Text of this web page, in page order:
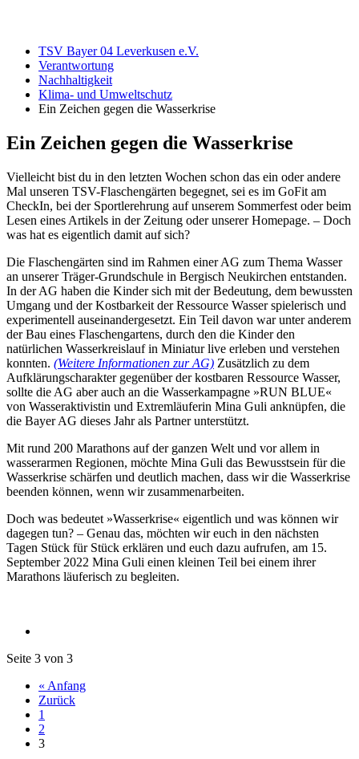
TSV Bayer 04 Leverkusen e.V.
Verantwortung
Nachhaltigkeit
Klima- und Umweltschutz
Ein Zeichen gegen die Wasserkrise
Ein Zeichen gegen die Wasserkrise
Vielleicht bist du in den letzten Wochen schon das ein oder andere
Mal unseren TSV-Flaschengärten begegnet, sei es im GoFit am
CheckIn, bei der Sportlerehrung auf unserem Sommerfest oder beim
Lesen eines Artikels in der Zeitung oder unserer Homepage. – Doch
was hat es eigentlich damit auf sich?
Die Flaschengärten sind im Rahmen einer AG zum Thema Wasser
an unserer Träger-Grundschule in Bergisch Neukirchen entstanden.
In der AG haben die Kinder sich mit der Bedeutung, dem bewussten
Umgang und der Kostbarkeit der Ressource Wasser spielerisch und
experimentell auseinandergesetzt. Ein Teil davon war unter anderem
der Bau eines Flaschengartens, durch den die Kinder den
natürlichen Wasserkreislauf in Miniatur live erleben und verstehen
konnten. (Weitere Informationen zur AG) Zusätzlich zu dem
Aufklärungscharakter gegenüber der kostbaren Ressource Wasser,
sollte die AG aber auch an die Wasserkampagne »RUN BLUE«
von Wasseraktivistin und Extremläuferin Mina Guli anknüpfen, die
die Bayer AG dieses Jahr als Partner unterstützt.
Mit rund 200 Marathons auf der ganzen Welt und vor allem in
wasserarmen Regionen, möchte Mina Guli das Bewusstsein für die
Wasserkrise schärfen und deutlich machen, dass wir die Wasserkrise
beenden können, wenn wir zusammenarbeiten.
Doch was bedeutet »Wasserkrise« eigentlich und was können wir
dagegen tun? – Genau das, möchten wir euch in den nächsten
Tagen Stück für Stück erklären und euch dazu aufrufen, am 15.
September 2022 Mina Guli einen kleinen Teil bei einem ihrer
Marathons läuferisch zu begleiten.
Seite 3 von 3
« Anfang
Zurück
1
2
3